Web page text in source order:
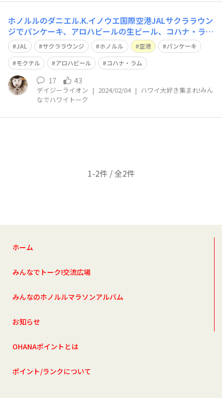
ホノルルのダニエル.K.イノウエ国際空港JALサクララウン
ジでパンケーキ、アロハビールの生ビール、コハナ・ラ
ム、2種類のモクテルが提供開始になりましたね～♪♪ JA
Lサイトによると ◆パンケーキマシーンの導入 焼き立
てのパンケーキにバター、チョコレートシロップ、ココナ
ッツフレーク、ホイップクリー
JAL サクララウンジ ホノルル 空港
パンケーキ
モクテル
アロハビール コハナ・ラム
17 43
デイジーライオン | 2024/02/04 | ハワイ大好き集まれ!みん
なでハワイトーク
1-2件 / 全2件
ホーム
みんなでトーク!交流広場
みんなのホノルルマラソンアルバム
お知らせ
OHANAポイントとは
ポイント/ランクについて